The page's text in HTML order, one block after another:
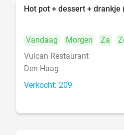
Hot pot + dessert + drankje
Vandaag Morgen Za
Vulcan Restaurant
Den Haag
Verkocht: 209